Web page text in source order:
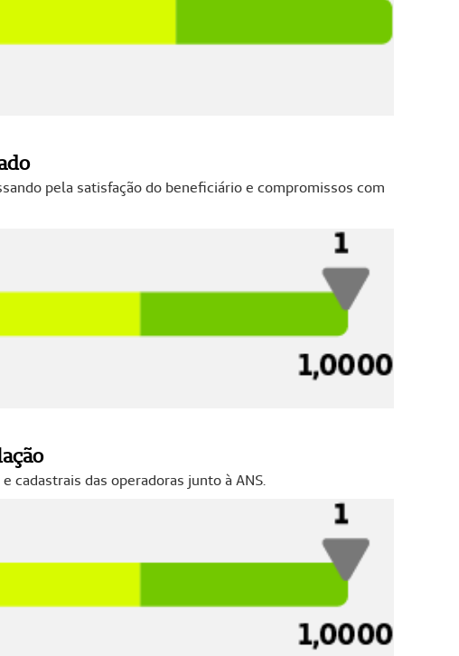
pela satisfação do beneficiário e compromissos com
cadastrais das operadoras junto à ANS.